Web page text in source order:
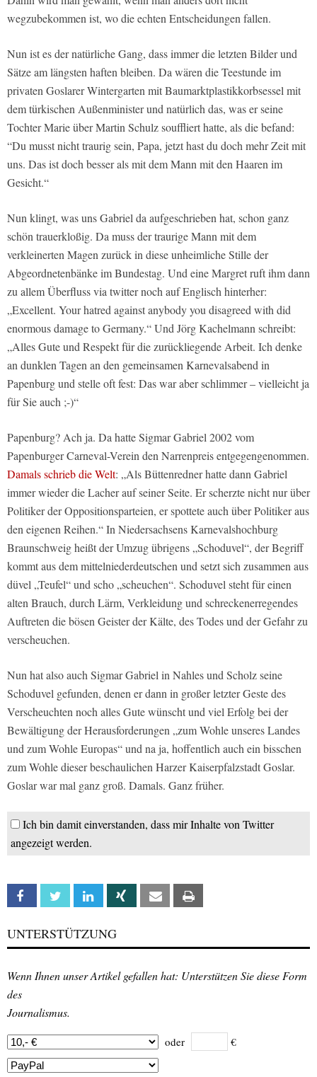
wegzubekommen ist, wo die echten Entscheidungen fallen.
Nun ist es der natürliche Gang, dass immer die letzten Bilder und
Sätze am längsten haften bleiben. Da wären die Teestunde im
privaten Goslarer Wintergarten mit Baumarktplastikkorbsessel mit
dem türkischen Außenminister und natürlich das, was er seine
Tochter Marie über Martin Schulz souffliert hatte, als die befand:
“Du musst nicht traurig sein, Papa, jetzt hast du doch mehr Zeit mit
uns. Das ist doch besser als mit dem Mann mit den Haaren im
Gesicht.“
Nun klingt, was uns Gabriel da aufgeschrieben hat, schon ganz
schön trauerkloßig. Da muss der traurige Mann mit dem
verkleinerten Magen zurück in diese unheimliche Stille der
Abgeordnetenbänke im Bundestag. Und eine Margret ruft ihm dann
zu allem Überfluss via twitter noch auf Englisch hinterher:
„Excellent. Your hatred against anybody you disagreed with did
enormous damage to Germany.“ Und Jörg Kachelmann schreibt:
„Alles Gute und Respekt für die zurückliegende Arbeit. Ich denke
an dunklen Tagen an den gemeinsamen Karnevalsabend in
Papenburg und stelle oft fest: Das war aber schlimmer – vielleicht ja
für Sie auch ;-)“
Papenburg? Ach ja. Da hatte Sigmar Gabriel 2002 vom
Papenburger Carneval-Verein den Narrenpreis entgegengenommen.
Damals schrieb die Welt: „Als Büttenredner hatte dann Gabriel
immer wieder die Lacher auf seiner Seite. Er scherzte nicht nur über
Politiker der Oppositionsparteien, er spottete auch über Politiker aus
den eigenen Reihen.“ In Niedersachsens Karnevalshochburg
Braunschweig heißt der Umzug übrigens „Schoduvel“, der Begriff
kommt aus dem mittelniederdeutschen und setzt sich zusammen aus
düvel „Teufel“ und scho „scheuchen“. Schoduvel steht für einen
alten Brauch, durch Lärm, Verkleidung und schreckenerregendes
Auftreten die bösen Geister der Kälte, des Todes und der Gefahr zu
verscheuchen.
Nun hat also auch Sigmar Gabriel in Nahles und Scholz seine
Schoduvel gefunden, denen er dann in großer letzter Geste des
Verscheuchten noch alles Gute wünscht und viel Erfolg bei der
Bewältigung der Herausforderungen „zum Wohle unseres Landes
und zum Wohle Europas“ und na ja, hoffentlich auch ein bisschen
zum Wohle dieser beschaulichen Harzer Kaiserpfalzstadt Goslar.
Goslar war mal ganz groß. Damals. Ganz früher.
Ich bin damit einverstanden, dass mir Inhalte von Twitter
angezeigt werden.
Facebook Twitter Linkedin Xing Email
UNTERSTÜTZUNG
Wenn Ihnen unser Artikel gefallen hat: Unterstützen Sie diese Form
des
Journalismus.
oder €